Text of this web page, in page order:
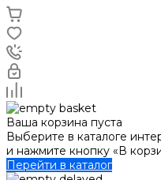
Ваша корзина пуста
Выберите в каталоге
и нажмите кнопку «В
Перейти в каталог